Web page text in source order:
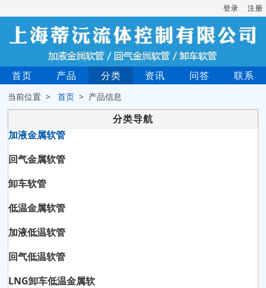
登录 注册
首页 产品 分类 资讯 问答 联系
当前位置 >首页 > 产品信息
分类导航
加液金属软管
回气金属软管
卸车软管
低温金属软管
加液低温软管
回气低温软管
LNG卸车低温金属软